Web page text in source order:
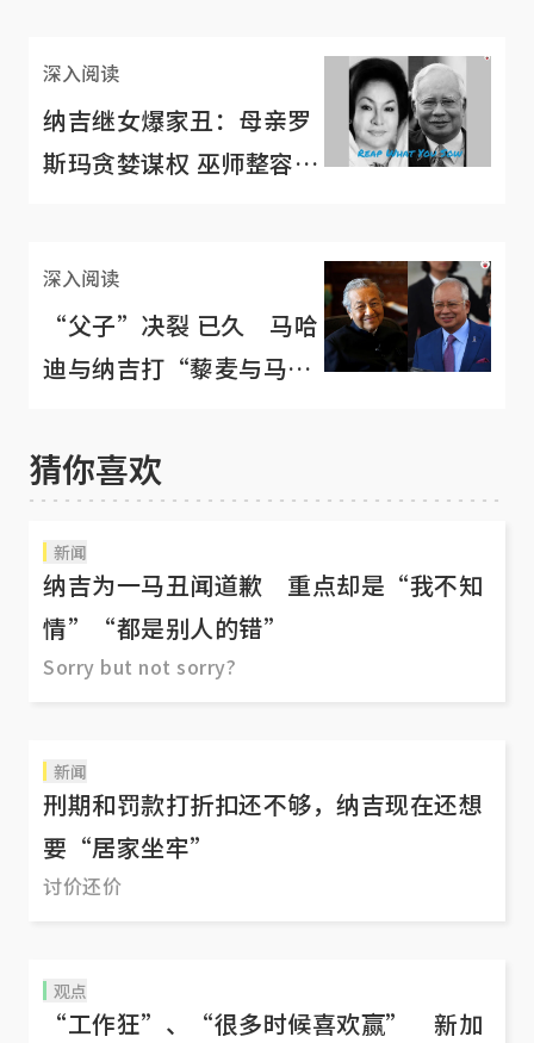
深入阅读
纳吉继女爆家丑：母亲罗
斯玛贪婪谋权 巫师整容医
深入阅读
“父子”决裂 已久 马哈
迪与纳吉打“藜麦与马”
猜你喜欢
新闻
纳吉为一马丑闻道歉 重点却是“我不知
情”“都是别人的错”
Sorry but not sorry?
新闻
刑期和罚款打折扣还不够，纳吉现在还想
要“居家坐牢”
讨价还价
观点
“工作狂”、“很多时候喜欢赢” 新加